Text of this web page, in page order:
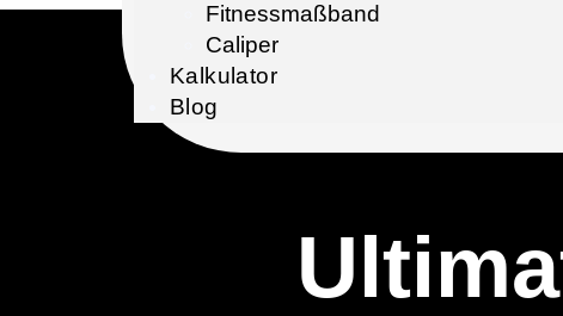
Fitnessmaßband
Caliper
Kalkulator
Blog